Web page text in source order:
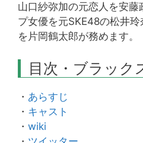
山口紗弥加の元恋人を安藤
プ女優を元SKE48の松井
を片岡鶴太郎が務めます。
目次・ブラック
・ あらすじ
・ キャスト
・ wiki